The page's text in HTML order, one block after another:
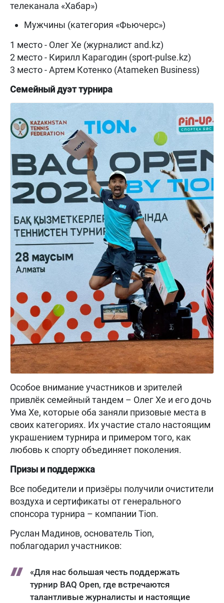
телеканала «Хабар»)
Мужчины (категория «Фьючерс»)
1 место - Олег Хе (журналист and.kz)
2 место - Кирилл Карагодин (sport-pulse.kz)
3 место - Артем Котенко (Atameken Business)
Семейный дуэт турнира
Особое внимание участников и зрителей
привлёк семейный тандем – Олег Хе и его дочь
Ума Хе, которые оба заняли призовые места в
своих категориях. Их участие стало настоящим
украшением турнира и примером того, как
любовь к спорту объединяет поколения.
Призы и поддержка
Все победители и призёры получили очистители
воздуха и сертификаты от генерального
спонсора турнира – компании Tion.
Руслан Мадинов, основатель Tion,
поблагодарил участников:
«Для нас большая честь поддержать
турнир BAQ Open, где встречаются
талантливые журналисты и настоящие